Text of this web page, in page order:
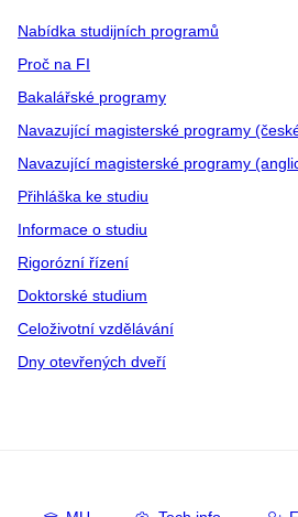
Nabídka studijních programů
Proč na FI
Bakalářské programy
Navazující magisterské programy
Navazující magisterské programy
Přihláška ke studiu
Informace o studiu
Rigorózní řízení
Doktorské studium
Celoživotní vzdělávání
Dny otevřených dveří